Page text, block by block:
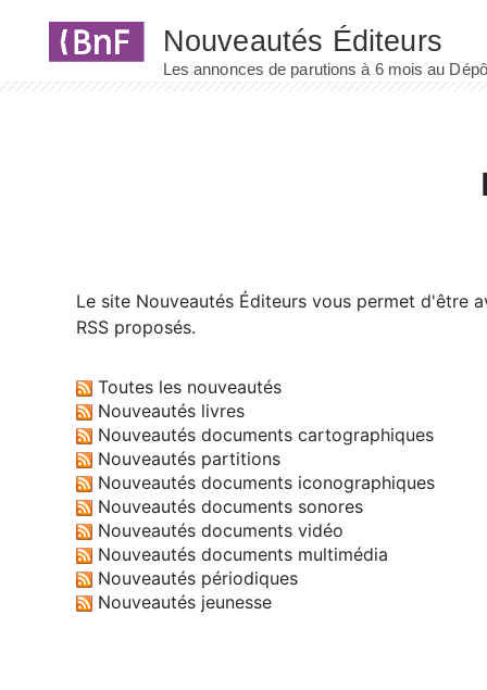
Le site Nouveautés Éditeurs vous permet d'être
RSS proposés.
Toutes les nouveautés
Nouveautés livres
Nouveautés documents cartographiques
Nouveautés partitions
Nouveautés documents iconographiques
Nouveautés documents sonores
Nouveautés documents vidéo
Nouveautés documents multimédia
Nouveautés périodiques
Nouveautés jeunesse